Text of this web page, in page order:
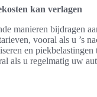
kan verlagen
manieren bijdragen
vooral als u ’s
en
als u regelmatig uw